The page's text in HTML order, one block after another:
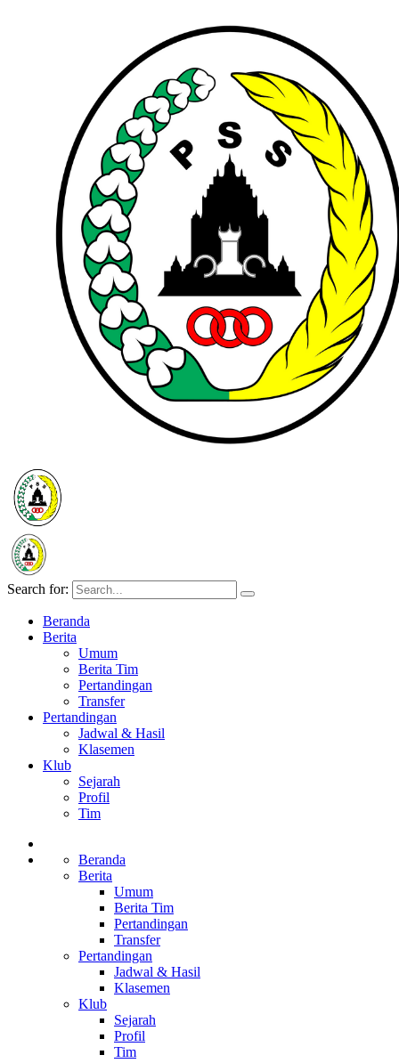
Search for:
Beranda
Berita
Umum
Berita Tim
Pertandingan
Transfer
Pertandingan
Jadwal & Hasil
Klasemen
Klub
Sejarah
Profil
Tim
Beranda
Berita
Umum
Berita Tim
Pertandingan
Transfer
Pertandingan
Jadwal & Hasil
Klasemen
Klub
Sejarah
Profil
Tim